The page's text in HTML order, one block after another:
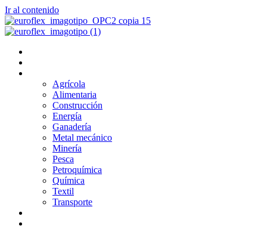
Ir al contenido
Agrícola
Alimentaria
Construcción
Energía
Ganadería
Metal mecánico
Minería
Pesca
Petroquímica
Química
Textil
Transporte